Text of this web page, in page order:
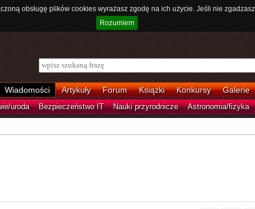
obsługę plików cookies wyrażasz zgodę na ich użycie. Jeśli nie
Rozumiem
Wiadomości Artykuły Forum Książki Konkursy Galerie
uroda Bezpieczeństwo IT Nauki przyrodnicze Astronomia/fizyka